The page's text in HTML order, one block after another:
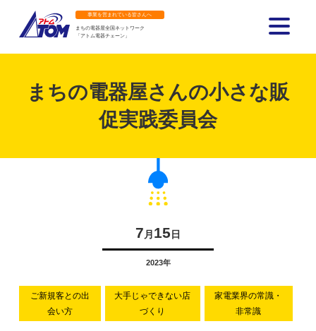
事業を営まれている皆さんへ
まちの電器屋全国ネットワーク
「アトム電器チェーン」
まちの電器屋さんの小さな販
促実践委員会
7 月 15 日
2023年
ご新規客との出
会い方
大手じゃできない店
づくり
家電業界の常識・
非常識